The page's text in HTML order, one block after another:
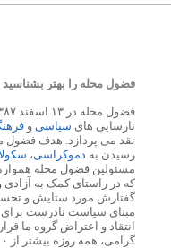
فضول محله را بهتر بشناسید
نارسایی های سیاسی و
نقد می پردازد. هدف فضول
رسیدن به دموکراسی،
مسئولین فضول محله همواره
که در راستای کمک به
گفتارش مورد ستایش و تحسین
مبنای سیاست نادرست برای
انتقاد و اعتراض گروه ما
گرامی، همه روزه بیشتر از ۱۰،۰۰۰ نفر از این سایت دیدن می کنند.